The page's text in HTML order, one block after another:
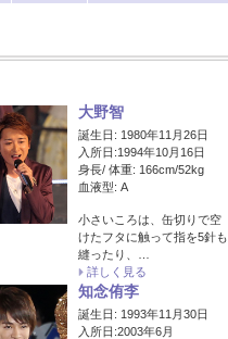
大野智
誕生日: 1980年11月26日
入所日:1994年10月16日
身長/ 体重: 166cm/52kg
血液型: A
小さいころは、缶切りで空
けたフタに触って指を5針も
縫ったり、…
詳しく見る
知念侑李
誕生日: 1993年11月30日
入所日:2003年6月